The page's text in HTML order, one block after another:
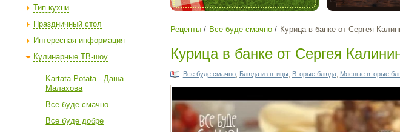
Тип кухни
Праздничный стол
Интересная информация
Кулинарные ТВ-шоу
Kartata Potata - Даша
Малахова
Все буде смачно
Все буде добре
Рецепты Все буде смачно Курица в банке от Сергея
Курица в банке от Сергея
Все буде смачно, Блюда из птицы Вторые блюда, Мясные вторые